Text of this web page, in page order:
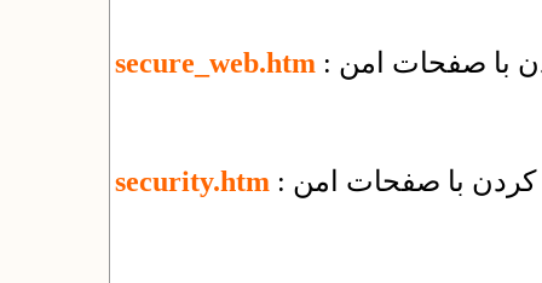
secure_web.htm
security.htm